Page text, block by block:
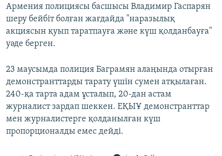
Армения полициясы басшысы Владимир Гаспарян
шеру бейбіт болған жағдайда "наразылық
акциясын қуып таратпауға және күш қолданбауға"
уәде берген.
23 маусымда полиция Баграмян алаңында отырған
демонстранттарды тарату үшін сумен атқылаған.
240-қа тарта адам ұсталып, 20-дан астам
журналист зардап шеккен. ЕҚЫҰ демонстранттар
мен журналистерге қолданылған күш
пропорционалды емес дейді.